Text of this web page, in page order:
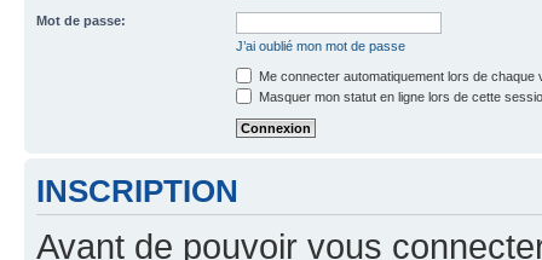
Mot de passe:
J’ai oublié mon mot de passe
Me connecter automatiquement lors de chaque
Masquer mon statut en ligne lors de cette
INSCRIPTION
Avant de pouvoir vous